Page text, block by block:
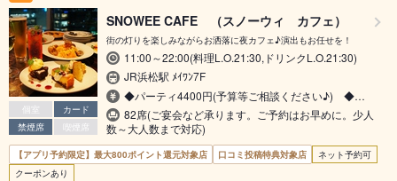
個室
カード
禁煙席
喫煙席
SNOWEE CAFE （スノーウィ カフェ）
街の灯りを楽しみながらお洒落に夜カフェ♪演出もお任せを！
11:00～22:00(料理L.O.21:30,ドリンクL.O.21:30)
JR浜松駅 ﾒｲﾜﾝ7F
◆パーティ4400円(予算等ご相談ください♪) ◆…
82席(ご宴会など承ります。ご予約はお早めに。少人
数～大人数まで対応)
【アプリ予約限定】最大800ポイント還元対象店 口コミ投稿特典対象店
ネット予約可
クーポンあり